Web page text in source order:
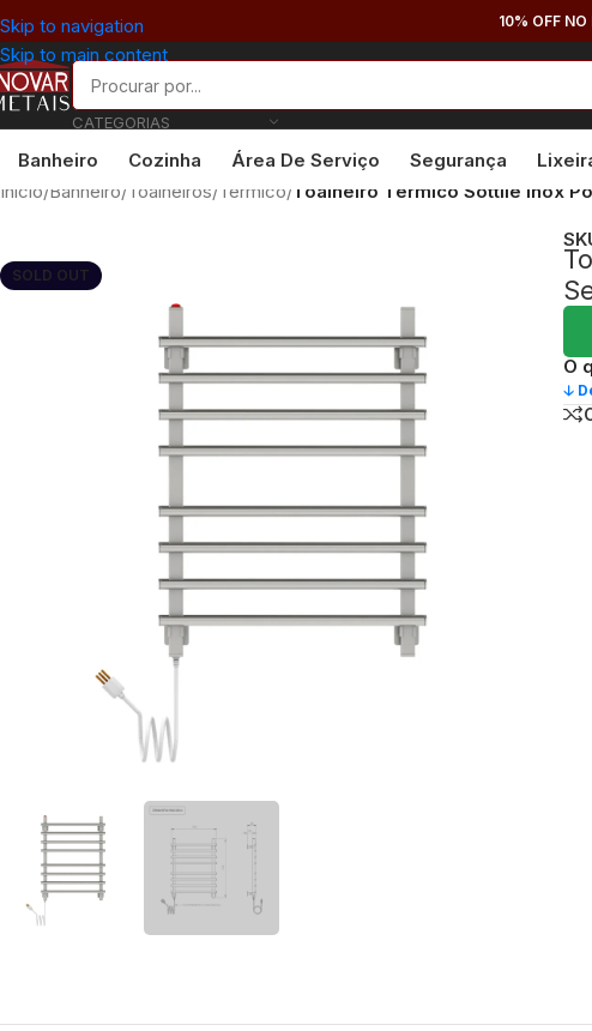
Skip to navigation
Skip to main content
10% OFF
CATEGORIAS
Banheiro Cozinha Área De Serviço Segurança
Início/Banheiro/ Toalheiros/ Térmico/ Toalheiro Térmico Sottile Inox
SOLD OUT
O
🡣